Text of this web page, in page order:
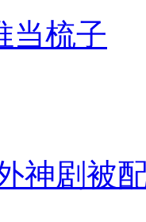
当梳子
神剧被